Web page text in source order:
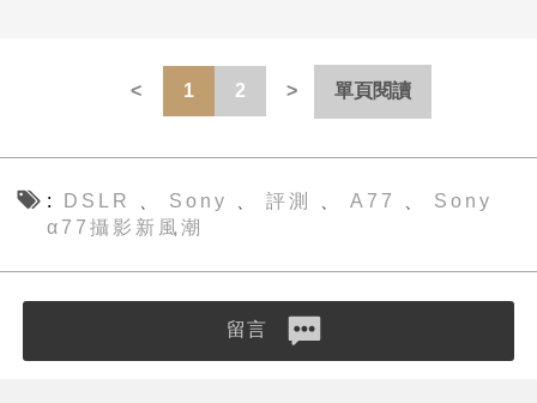
1 2 單頁閱讀
DSLR Sony 評測 A77
Sony
α77攝影新風潮
留言